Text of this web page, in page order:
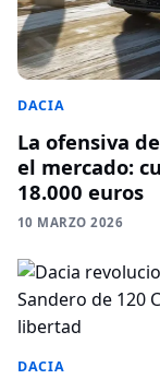
DACIA
La ofensiva
el mercado:
18.000 euros
10 MARZO 2026
DACIA